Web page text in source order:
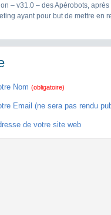
– v31.0 – des Apérobots,
ayant pour but de mettre en
Nom (obligatoire)
Email (ne sera pas rendu
de votre site web